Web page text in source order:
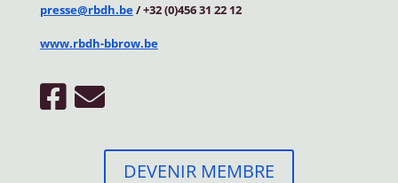
presse@rbdh.be/ +32 (0)456 31 22 12
www.rbdh-bbrow.be
DEVENIR MEMBRE